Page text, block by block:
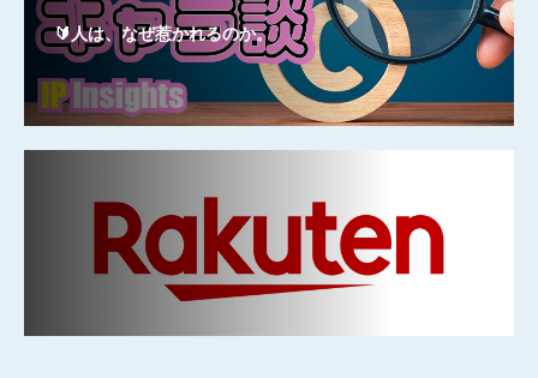
🔰人は、なぜ惹かれるのか。